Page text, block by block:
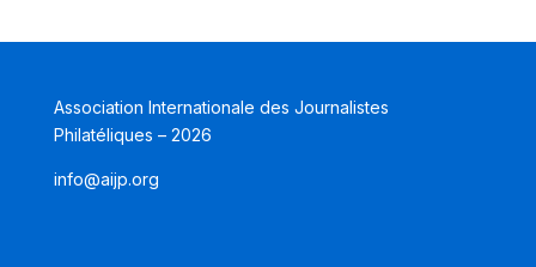
Association Internationale des Journalistes
Philatéliques – 2026
info@aijp.org